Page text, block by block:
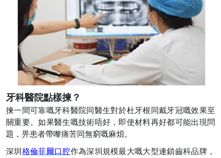
牙科醫院點樣揀？
揀一間可靠嘅牙科醫院同醫生對於杜牙根同戴牙冠嘅效果至
關重要。如果醫生嘅技術唔好，即使材料再好都可能出現問
題，畀患者帶嚟痛苦同無窮嘅麻煩。
深圳 格倫菲爾口腔作為深圳規模最大嘅大型連鎖齒科品牌，